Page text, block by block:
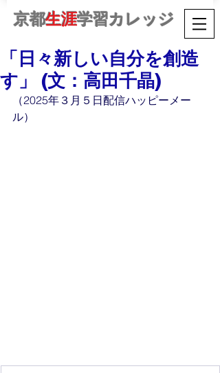
京都生涯学習カレッジ
「日々新しい自分を創造
す」 (文：高田千晶)
（2025年３月５日配信ハッピーメー
ル）